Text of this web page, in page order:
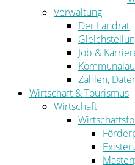
Verwaltung
Der Landrat
Job &
Zahlen,
Wirtschaft & Tourismus
Wirtschaft